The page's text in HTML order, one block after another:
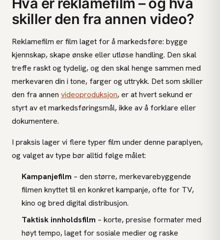
skiller den fra annen video?
Reklamefilm er film laget for å markedsføre: bygge
kjennskap, skape ønske eller utløse handling. Den skal
treffe raskt og tydelig, og den skal henge sammen med
merkevaren din i tone, farger og uttrykk. Det som skiller
den fra annen videoproduksjon, er at hvert sekund er
styrt av et markedsføringsmål, ikke av å forklare eller
dokumentere.
I praksis lager vi flere typer film under denne paraplyen,
og valget av type bør alltid følge målet:
Kampanjefilm – den større, merkevarebyggende
filmen knyttet til en konkret kampanje, ofte for TV,
kino og bred digital distribusjon.
Taktisk innholdsfilm – korte, presise formater med
høyt tempo, laget for sosiale medier og raske